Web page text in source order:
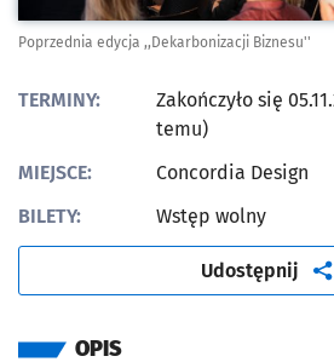
Poprzednia edycja ,,Dekarbonizacji Biznesu''
TERMINY:
Zakończyło się
temu)
MIEJSCE:
Concordia Design
BILETY:
Wstęp wolny
Udostępnij
OPIS